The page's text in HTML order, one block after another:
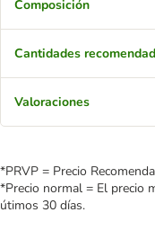
Composición
Cantidades
Valoraciones
*PRVP = Precio
*Precio normal = El precio
útimos 30 días.